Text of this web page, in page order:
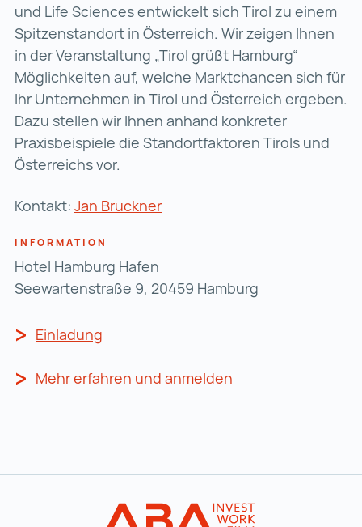
und Life Sciences entwickelt sich Tirol zu einem
Spitzenstandort in Österreich. Wir zeigen Ihnen
in der Veranstaltung „Tirol grüßt Hamburg“
Möglichkeiten auf, welche Marktchancen sich für
Ihr Unternehmen in Tirol und Österreich ergeben.
Dazu stellen wir Ihnen anhand konkreter
Praxisbeispiele die Standortfaktoren Tirols und
Österreichs vor.
Kontakt: Jan Bruckner
INFORMATION
Hotel Hamburg Hafen
Seewartenstraße 9, 20459 Hamburg
Einladung
Mehr erfahren und anmelden